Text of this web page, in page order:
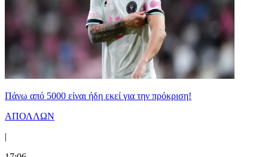
Πάνω από 5000 είναι ήδη εκεί για την πρόκριση!
ΑΠΟΛΛΩΝ
|